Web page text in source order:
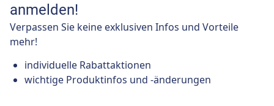
anmelden!
Verpassen Sie keine exklusiven Infos und Vorteile
mehr!
individuelle Rabattaktionen
wichtige Produktinfos und -änderungen